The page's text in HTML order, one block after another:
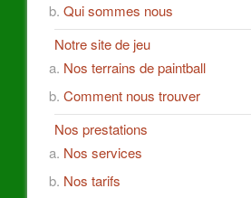
Qui sommes nous
Notre site de jeu
Nos terrains de paintball
Comment nous trouver
Nos prestations
Nos services
Nos tarifs